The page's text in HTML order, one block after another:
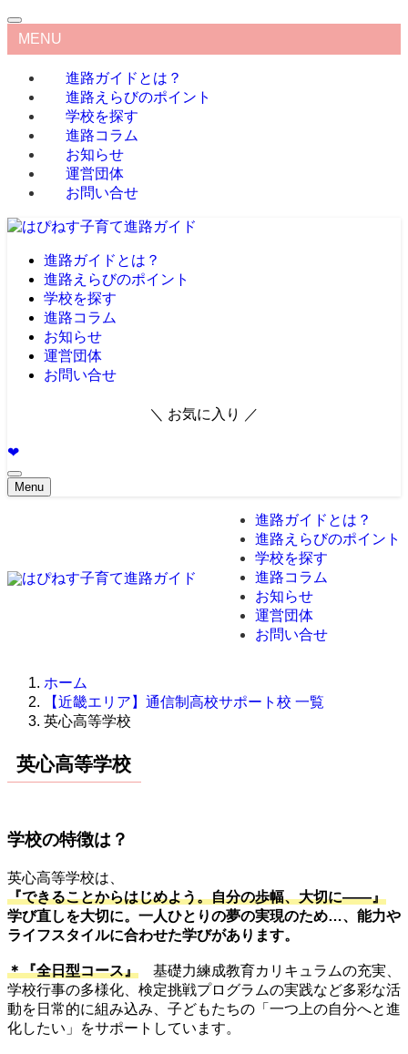
MENU
進路ガイドとは？
進路えらびのポイント
学校を探す
進路コラム
お知らせ
運営団体
お問い合せ
進路ガイドとは？
進路えらびのポイント
学校を探す
進路コラム
お知らせ
運営団体
お問い合せ
＼ お気に入り ／
❤︎
Menu
進路ガイドとは？
進路えらびのポイント
学校を探す
進路コラム
お知らせ
運営団体
お問い合せ
ホーム
【近畿エリア】通信制高校サポート校 一覧
英心高等学校
英心高等学校
学校の特徴は？
英心高等学校は、
『できることからはじめよう。自分の歩幅、大切に――』
学び直しを大切に。一人ひとりの夢の実現のため…、能力や
ライフスタイルに合わせた学びがあります。
＊『全日型コース』
基礎力練成教育カリキュラムの充実、
学校行事の多様化、検定挑戦プログラムの実践など多彩な活
動を日常的に組み込み、子どもたちの「一つ上の自分へと進
化したい」をサポートしています。